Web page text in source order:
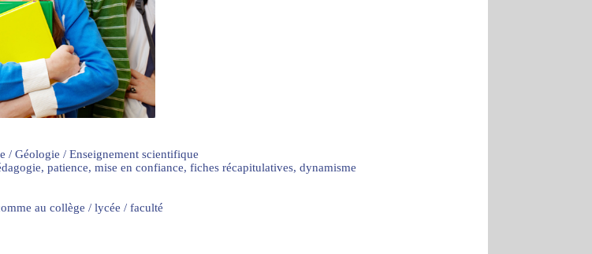
/ Géologie / Enseignement scientifique
patience, mise en confiance, fiches récapitulatives, dynamisme
au collège / lycée / faculté